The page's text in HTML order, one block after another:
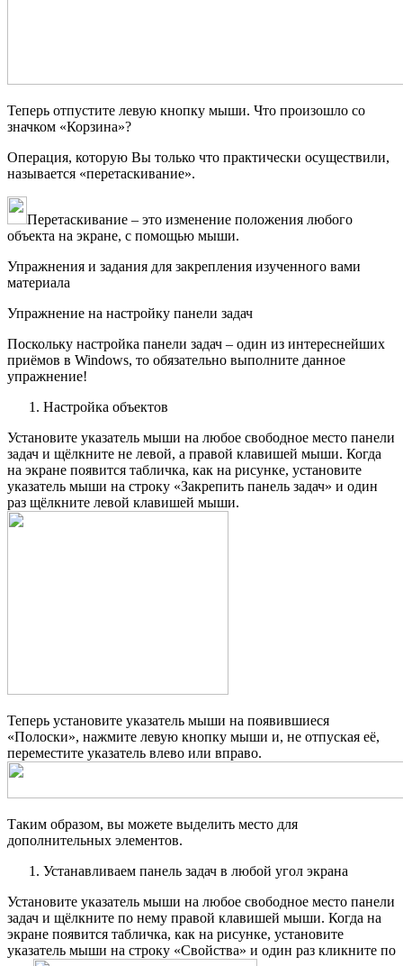
Теперь отпустите левую кнопку мыши. Что произошло со
значком «Корзина»?
Операция, которую Вы только что практически осуществили,
называется «перетаскивание».
Перетаскивание – это изменение положения любого
объекта на экране, с помощью мыши.
Упражнения и задания для закрепления изученного вами
материала
Упражнение на настройку панели задач
Поскольку настройка панели задач – один из интереснейших
приёмов в Windows, то обязательно выполните данное
упражнение!
Настройка объектов
Установите указатель мыши на любое свободное место панели
задач и щёлкните не левой, а правой клавишей мыши. Когда
на экране появится табличка, как на рисунке, установите
указатель мыши на строку «Закрепить панель задач» и один
раз щёлкните левой клавишей мыши.
Теперь установите указатель мыши на появившиеся
«Полоски», нажмите левую кнопку мыши и, не отпуская её,
переместите указатель влево или вправо.
Таким образом, вы можете выделить место для
дополнительных элементов.
Устанавливаем панель задач в любой угол экрана
Установите указатель мыши на любое свободное место панели
задач и щёлкните по нему правой клавишей мыши. Когда на
экране появится табличка, как на рисунке, установите
указатель мыши на строку «Свойства» и один раз кликните по